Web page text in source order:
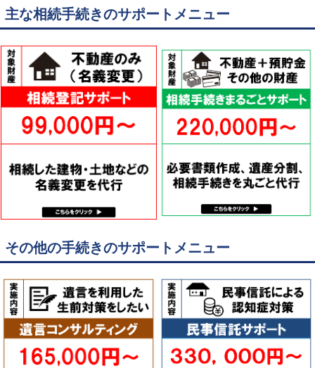
主な相続手続きのサポートメニュー
その他の手続きのサポートメニュー